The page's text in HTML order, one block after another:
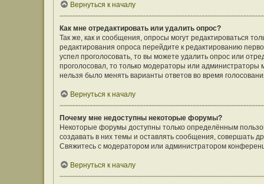
Вернуться к началу
Как мне отредактировать или удалить опрос?
Так же, как и сообщения, опросы могут редактироваться
редактирования опроса перейдите к редактированию
успел проголосовать, то вы можете удалить опрос или
проголосовал, то только модераторы или администраторы
нельзя было менять варианты ответов во время
Вернуться к началу
Почему мне недоступны некоторые форумы?
Некоторые форумы доступны только определённым
создавать в них темы и оставлять сообщения, совершать
Свяжитесь с модератором или администратором
Вернуться к началу